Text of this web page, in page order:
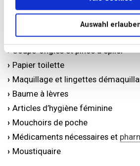
Auswahl
Produits de coiffage
Rasoir et mousse à raser
Coupe-ongles et pince à épiler
Papier toilette
Maquillage et lingettes
Baume à lèvres
Articles d’hygiène féminine
Mouchoirs de poche
Médicaments nécessaires et
Moustiquaire